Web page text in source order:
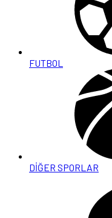
FUTBOL
DİĞER SPORLAR